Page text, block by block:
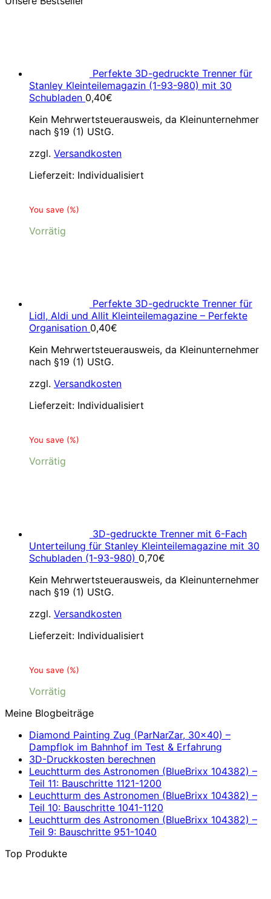
Perfekte 3D-gedruckte Trenner für
Stanley Kleinteilemagazin (1-93-980) mit 30
Schubladen 0,40€
Kein Mehrwertsteuerausweis, da Kleinunternehmer
nach §19 (1) UStG.
zzgl. Versandkosten
Lieferzeit: Individualisiert
You save (%)
Vorrätig
Perfekte 3D-gedruckte Trenner für
Lidl, Aldi und Allit Kleinteilemagazine – Perfekte
Organisation 0,40€
Kein Mehrwertsteuerausweis, da Kleinunternehmer
nach §19 (1) UStG.
zzgl. Versandkosten
Lieferzeit: Individualisiert
You save (%)
Vorrätig
3D-gedruckte Trenner mit 6-Fach
Unterteilung für Stanley Kleinteilemagazine mit 30
Schubladen (1-93-980) 0,70€
Kein Mehrwertsteuerausweis, da Kleinunternehmer
nach §19 (1) UStG.
zzgl. Versandkosten
Lieferzeit: Individualisiert
You save (%)
Vorrätig
Meine Blogbeiträge
Diamond Painting Zug (ParNarZar, 30×40) –
Dampflok im Bahnhof im Test & Erfahrung
3D-Druckkosten berechnen
Leuchtturm des Astronomen (BlueBrixx 104382) –
Teil 11: Bauschritte 1121-1200
Leuchtturm des Astronomen (BlueBrixx 104382) –
Teil 10: Bauschritte 1041-1120
Leuchtturm des Astronomen (BlueBrixx 104382) –
Teil 9: Bauschritte 951-1040
Top Produkte